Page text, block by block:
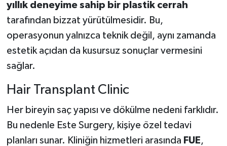
yıllık deneyime sahip bir plastik cerrah
tarafından bizzat yürütülmesidir. Bu,
operasyonun yalnızca teknik değil, aynı zamanda
estetik açıdan da kusursuz sonuçlar vermesini
sağlar.
Hair Transplant Clinic
Her bireyin saç yapısı ve dökülme nedeni farklıdır.
Bu nedenle Este Surgery, kişiye özel tedavi
planları sunar. Kliniğin hizmetleri arasında FUE,